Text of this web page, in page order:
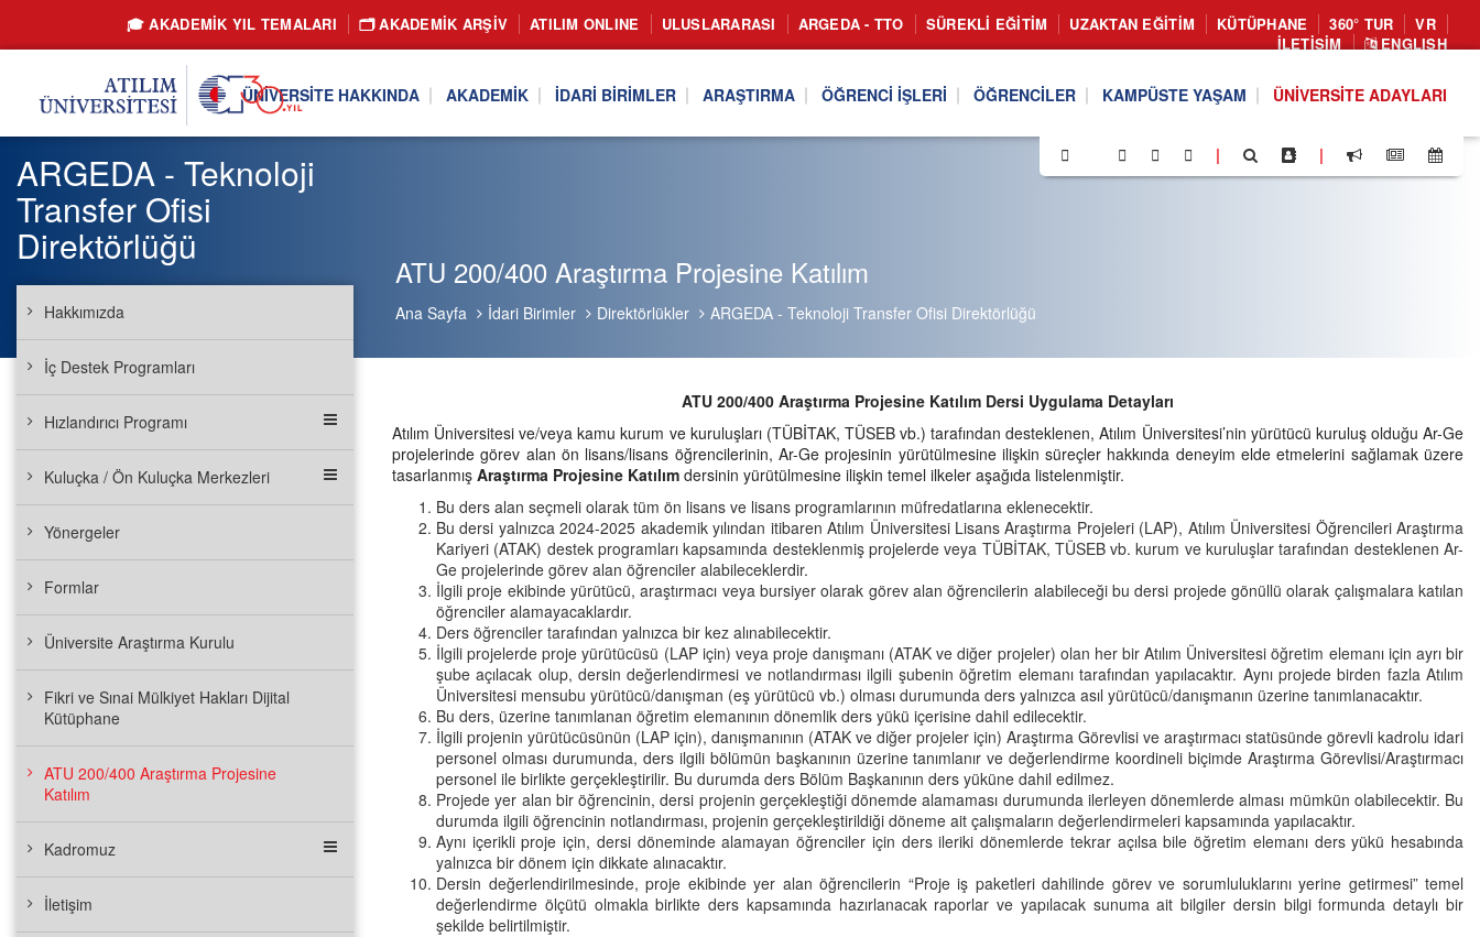
🎓 AKADEMİK YIL TEMALARI 🗂️ AKADEMIK ARŞIV ATILIM ONLINE ULUSLARARASI ARGEDA - TTO SÜREKLI EĞITIM UZAKTAN EĞITIM KÜTÜPHANE 360° TUR
VR
İLETIŞIM
ENGLISH
ÜNIVERSITE HAKKINDA AKADEMIK İDARI BIRIMLER ARAŞTIRMA ÖĞRENCI İŞLERI ÖĞRENCILER KAMPÜSTE YAŞAM ÜNIVERSITE ADAYLARI
| |
ATU 200/400 Araştırma Projesine Katılım
Ana Sayfa İdari Birimler Direktörlükler ARGEDA - Teknoloji Transfer Ofisi Direktörlüğü
ARGEDA - Teknoloji
Transfer Ofisi
Direktörlüğü
Hakkımızda
İç Destek Programları
Hızlandırıcı Programı
Kuluçka / Ön Kuluçka Merkezleri
Yönergeler
Formlar
Üniversite Araştırma Kurulu
Fikri ve Sınai Mülkiyet Hakları Dijital
Kütüphane
ATU 200/400 Araştırma Projesine
Katılım
Kadromuz
İletişim
ATU 200/400 Araştırma Projesine Katılım Dersi Uygulama Detayları
Atılım Üniversitesi ve/veya kamu kurum ve kuruluşları (TÜBİTAK, TÜSEB vb.) tarafından desteklenen, Atılım Üniversitesi’nin yürütücü kuruluş olduğu Ar-Ge
projelerinde görev alan ön lisans/lisans öğrencilerinin, Ar-Ge projesinin yürütülmesine ilişkin süreçler hakkında deneyim elde etmelerini sağlamak üzere
tasarlanmış Araştırma Projesine Katılım dersinin yürütülmesine ilişkin temel ilkeler aşağıda listelenmiştir.
Bu ders alan seçmeli olarak tüm ön lisans ve lisans programlarının müfredatlarına eklenecektir.
Bu dersi yalnızca 2024-2025 akademik yılından itibaren Atılım Üniversitesi Lisans Araştırma Projeleri (LAP), Atılım Üniversitesi Öğrencileri Araştırma
Kariyeri (ATAK) destek programları kapsamında desteklenmiş projelerde veya TÜBİTAK, TÜSEB vb. kurum ve kuruluşlar tarafından desteklenen Ar-
Ge projelerinde görev alan öğrenciler alabileceklerdir.
İlgili proje ekibinde yürütücü, araştırmacı veya bursiyer olarak görev alan öğrencilerin alabileceği bu dersi projede gönüllü olarak çalışmalara katılan
öğrenciler alamayacaklardır.
Ders öğrenciler tarafından yalnızca bir kez alınabilecektir.
İlgili projelerde proje yürütücüsü (LAP için) veya proje danışmanı (ATAK ve diğer projeler) olan her bir Atılım Üniversitesi öğretim elemanı için ayrı bir
şube açılacak olup, dersin değerlendirmesi ve notlandırması ilgili şubenin öğretim elemanı tarafından yapılacaktır. Aynı projede birden fazla Atılım
Üniversitesi mensubu yürütücü/danışman (eş yürütücü vb.) olması durumunda ders yalnızca asıl yürütücü/danışmanın üzerine tanımlanacaktır.
Bu ders, üzerine tanımlanan öğretim elemanının dönemlik ders yükü içerisine dahil edilecektir.
İlgili projenin yürütücüsünün (LAP için), danışmanının (ATAK ve diğer projeler için) Araştırma Görevlisi ve araştırmacı statüsünde görevli kadrolu idari
personel olması durumunda, ders ilgili bölümün başkanının üzerine tanımlanır ve değerlendirme koordineli biçimde Araştırma Görevlisi/Araştırmacı
personel ile birlikte gerçekleştirilir. Bu durumda ders Bölüm Başkanının ders yüküne dahil edilmez.
Projede yer alan bir öğrencinin, dersi projenin gerçekleştiği dönemde alamaması durumunda ilerleyen dönemlerde alması mümkün olabilecektir. Bu
durumda ilgili öğrencinin notlandırması, projenin gerçekleştirildiği döneme ait çalışmaların değerlendirmeleri kapsamında yapılacaktır.
Aynı içerikli proje için, dersi döneminde alamayan öğrenciler için ders ileriki dönemlerde tekrar açılsa bile öğretim elemanı ders yükü hesabında
yalnızca bir dönem için dikkate alınacaktır.
Dersin değerlendirilmesinde, proje ekibinde yer alan öğrencilerin “Proje iş paketleri dahilinde görev ve sorumluluklarını yerine getirmesi” temel
değerlendirme ölçütü olmakla birlikte ders kapsamında hazırlanacak raporlar ve yapılacak sunuma ait bilgiler dersin bilgi formunda detaylı bir
şekilde belirtilmiştir.